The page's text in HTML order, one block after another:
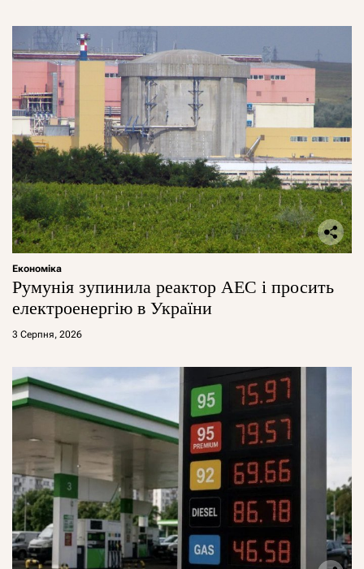
Економіка
Румунія зупинила реактор АЕС і просить
електроенергію в України
3 Серпня, 2026